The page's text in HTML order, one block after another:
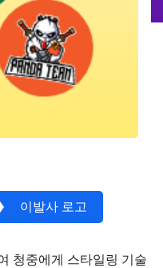
이발사 로고
청중에게 스타일링 기술